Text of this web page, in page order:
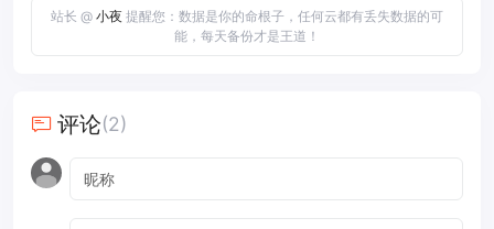
站长 @ 小夜 提醒您：数据是你的命根子，任何云都有丢失数据的可
能，每天备份才是王道！
评论(2)